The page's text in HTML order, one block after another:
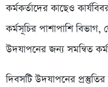
কর্মকর্তাদের কাছেও
কর্মসূচির পাশাপাশি
উদযাপনের জন্য সমন্বিত
দিবসটি উদযাপনের প্রস্তুতির